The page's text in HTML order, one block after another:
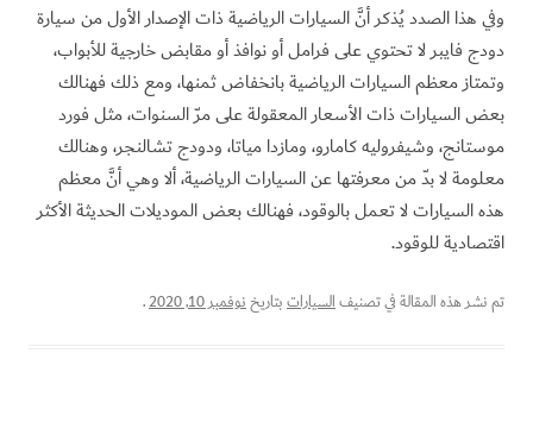
وفي هذا الصدد يُذكر أنَّ السيارات الرياضية ذات الإصدار الأول من سيارة
دودج فايبر لا تحتوي على فرامل أو نوافذ أو مقابض خارجية للأبواب،
وتمتاز معظم السيارات الرياضية بانخفاض ثمنها، ومع ذلك فهنالك
بعض السيارات ذات الأسعار المعقولة على مرّ السنوات، مثل فورد
موستانج، وشيفروليه كامارو، ومازدا مياتا، ودودج تشالنجر، وهنالك
معلومة لا بدّ من معرفتها عن السيارات الرياضية، ألا وهي أنَّ معظم
هذه السيارات لا تعمل بالوقود، فهنالك بعض الموديلات الحديثة الأكثر
اقتصادية للوقود.
تم نشر هذه المقالة في تصنيفالسياراتبتاريخنوفمبر 10, 2020 .